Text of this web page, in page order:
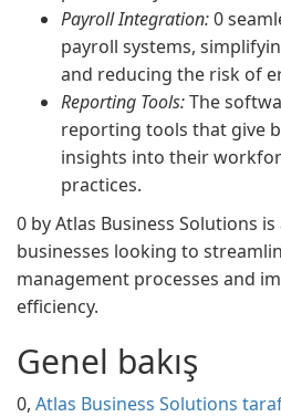
Payroll Integration:0
payroll systems,
and reducing the risk of
Reporting Tools:The
reporting tools that give
insights into their
practices.
0 by Atlas Business Solutions
businesses looking to
management processes and
efficiency.
Genel bakış
0, Atlas Business Solutions